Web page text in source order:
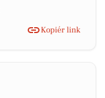
Kopiér link